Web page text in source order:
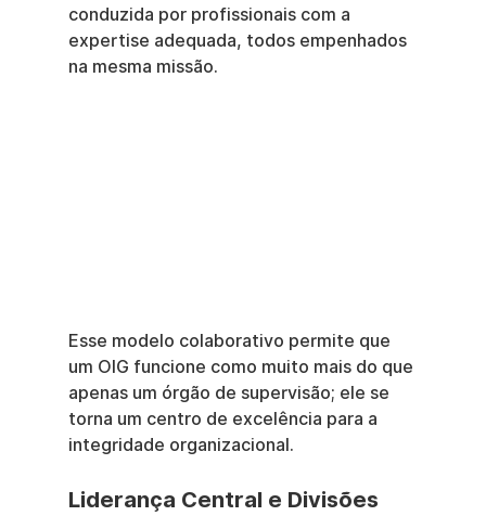
conduzida por profissionais com a
expertise adequada, todos empenhados
na mesma missão.
Esse modelo colaborativo permite que
um OIG funcione como muito mais do que
apenas um órgão de supervisão; ele se
torna um centro de excelência para a
integridade organizacional.
Liderança Central e Divisões